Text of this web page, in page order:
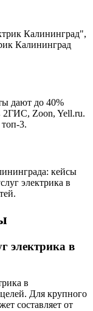
Калининград",
Калининград
дают до 40%
2ГИС, Zoon, Yell.ru.
3.
кейсы
электрика в
электрика в
в
Для крупного
составляет от